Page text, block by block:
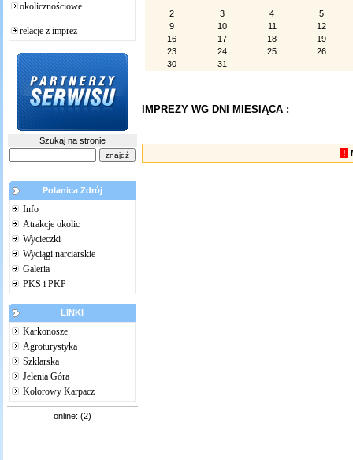
okolicznościowe
relacje z imprez
Szukaj na stronie
Polanica Zdrój
Info
Atrakcje okolic
Wycieczki
Wyciągi narciarskie
Galeria
PKS i PKP
LINKI
Karkonosze
Agroturystyka
Szklarska
Jelenia Góra
Kolorowy Karpacz
online: (2)
2 3 4
5
9
10 11
12
16
17 18
19
23
24 25
26
30
31
IMPREZY WG DNI MIESIĄCA :
!